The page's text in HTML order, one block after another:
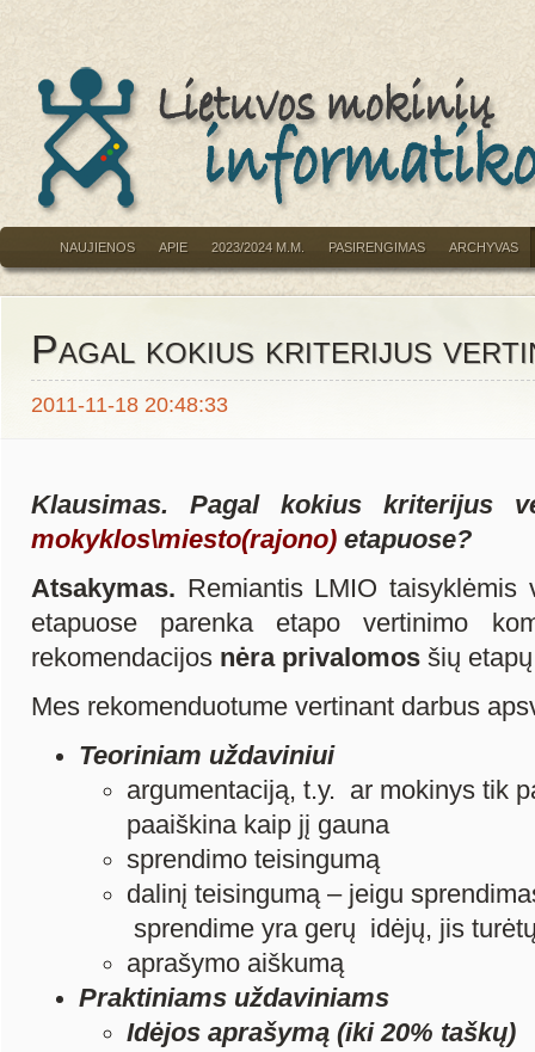
NAUJIENOS APIE 2023/2024 M.M. PASIRENGIMAS ARCHYVAS
Pagal kokius kriterijus
2011-11-18 20:48:33
Klausimas. Pagal kokius kriterijus
mokyklos\miesto(rajono) etapuose?
Atsakymas. Remiantis LMIO taisyklėmis
etapuose parenka etapo vertinimo
rekomendacijos nėra privalomos šių
Mes rekomenduotume vertinant darbus
Teoriniam uždaviniui
argumentaciją, t.y. ar mokinys tik
paaiškina kaip jį gauna
sprendimo teisingumą
dalinį teisingumą – jeigu
sprendime yra gerų idėjų, jis
aprašymo aiškumą
Praktiniams uždaviniams
Idėjos aprašymą (iki 20% taškų)